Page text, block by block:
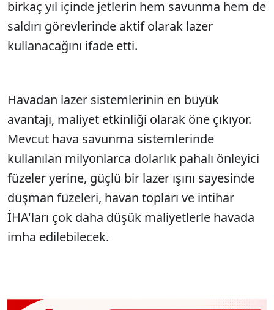
birkaç yıl içinde jetlerin hem savunma hem de
saldırı görevlerinde aktif olarak lazer
kullanacağını ifade etti.
Havadan lazer sistemlerinin en büyük
avantajı, maliyet etkinliği olarak öne çıkıyor.
Mevcut hava savunma sistemlerinde
kullanılan milyonlarca dolarlık pahalı önleyici
füzeler yerine, güçlü bir lazer ışını sayesinde
düşman füzeleri, havan topları ve intihar
İHA'ları çok daha düşük maliyetlerle havada
imha edilebilecek.